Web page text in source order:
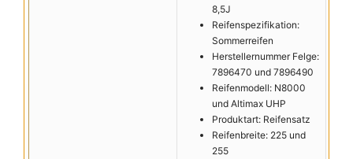
8,5J
Reifenspezifikation:
Sommerreifen
Herstellernummer Felge:
7896470 und 7896490
Reifenmodell: N8000
und Altimax UHP
Produktart: Reifensatz
Reifenbreite: 225 und
255